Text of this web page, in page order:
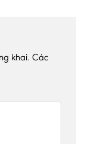
khai. Các